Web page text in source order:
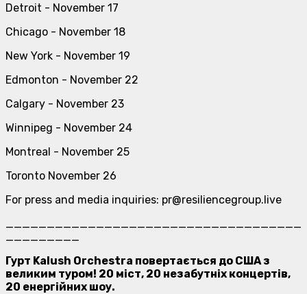
Detroit - November 17
Chicago - November 18
New York - November 19
Edmonton - November 22
Calgary - November 23
Winnipeg - November 24
Montreal - November 25
Toronto November 26
For press and media inquiries: pr@resiliencegroup.live
____________________________________
_________
Гурт Kalush Orchestra повертається до США з
великим туром! 20 міст, 20 незабутніх концертів,
20 енергійних шоу.